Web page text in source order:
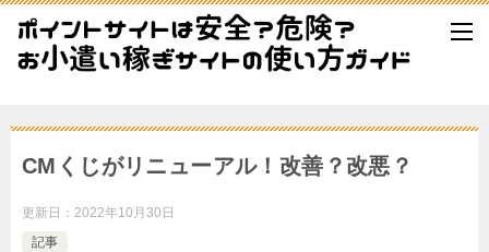
CMくじがリニューアル！改善？改悪？
更新日： 2022年10月30日
記事